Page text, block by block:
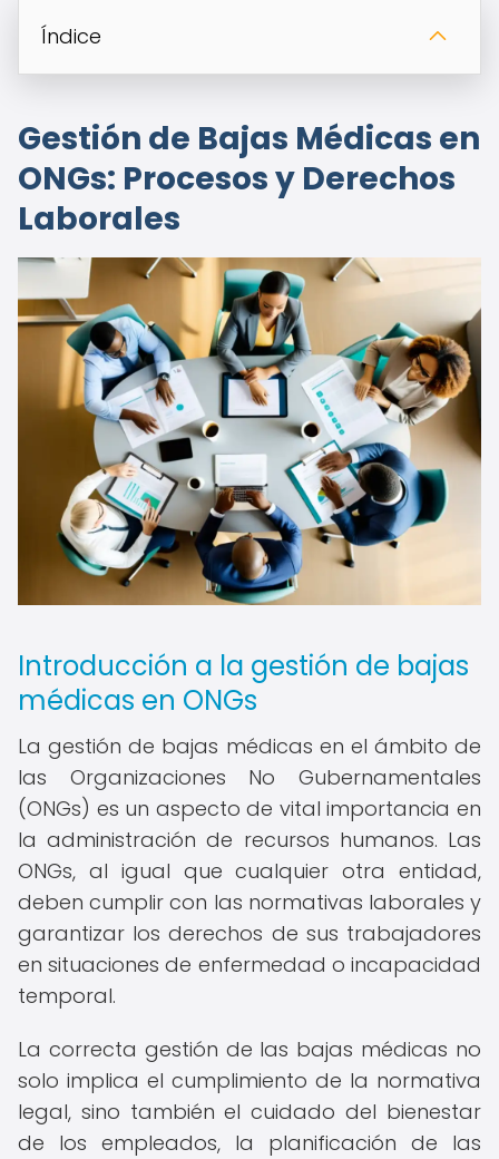
Índice
Gestión de Bajas Médicas en
ONGs: Procesos y Derechos
Laborales
Introducción a la gestión de bajas
médicas en ONGs
La gestión de bajas médicas en el ámbito de
las Organizaciones No Gubernamentales
(ONGs) es un aspecto de vital importancia en
la administración de recursos humanos. Las
ONGs, al igual que cualquier otra entidad,
deben cumplir con las normativas laborales y
garantizar los derechos de sus trabajadores
en situaciones de enfermedad o incapacidad
temporal.
La correcta gestión de las bajas médicas no
solo implica el cumplimiento de la normativa
legal, sino también el cuidado del bienestar
de los empleados, la planificación de las